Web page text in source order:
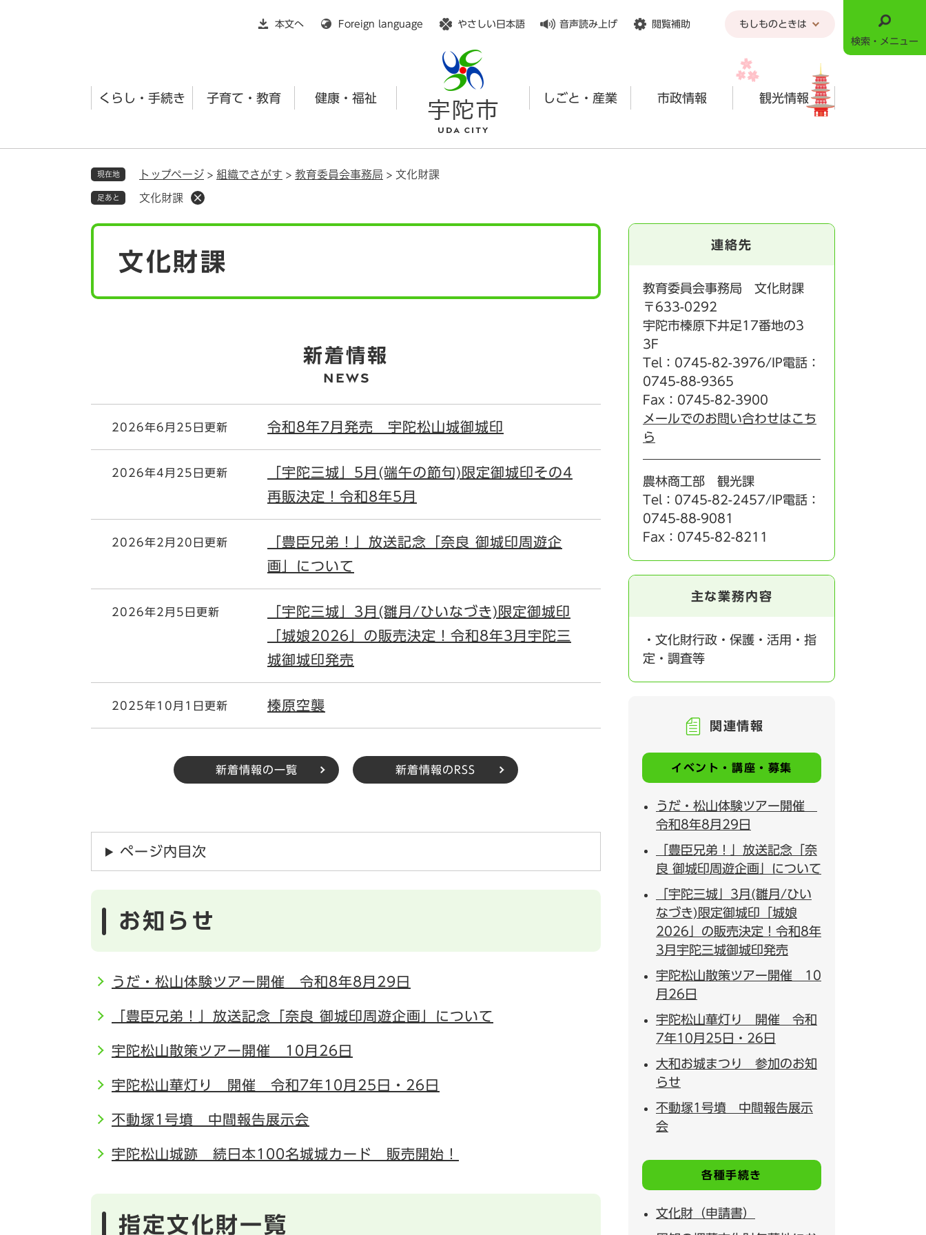
本文へ
Foreign language やさしい日本語 音声読み上げ 閲覧補助 もしものときは
くらし・手続き 子育て・教育 健康・福祉 しごと・産業 市政情報 観光情報
検索・メニュー
現在地 トップページ > 組織でさがす > 教育委員会事務局 > 文化財課
足あと 文化財課
文化財課
新着情報
2026年6月25日更新 令和8年7月発売 宇陀松山城御城印
2026年4月25日更新
「宇陀三城」5月(端午の節句)限定御城印その4
再販決定！令和8年5月
2026年2月20日更新
「豊臣兄弟！」放送記念「奈良 御城印周遊企
画」について
2026年2月5日更新
「宇陀三城」3月(雛月/ひいなづき)限定御城印
「城娘2026」の販売決定！令和8年3月宇陀三
城御城印発売
2025年10月1日更新 榛原空襲
新着情報の一覧 新着情報のRSS
ページ内目次
お知らせ
うだ・松山体験ツアー開催 令和8年8月29日
「豊臣兄弟！」放送記念「奈良 御城印周遊企画」について
宇陀松山散策ツアー開催 10月26日
宇陀松山華灯り 開催 令和7年10月25日・26日
不動塚1号墳 中間報告展示会
宇陀松山城跡 続日本100名城城カード 販売開始！
指定文化財一覧
連絡先
教育委員会事務局 文化財課
〒633-0292
宇陀市榛原下井足17番地の3
3F
Tel：0745-82-3976/IP電話：
0745-88-9365
Fax：0745-82-3900
メールでのお問い合わせはこち
ら
農林商工部 観光課
Tel：0745-82-2457/IP電話：
0745-88-9081
Fax：0745-82-8211
主な業務内容
・文化財行政・保護・活用・指
定・調査等
関連情報
イベント・講座・募集
うだ・松山体験ツアー開催
令和8年8月29日
「豊臣兄弟！」放送記念「奈
良 御城印周遊企画」について
「宇陀三城」3月(雛月/ひい
なづき)限定御城印「城娘
2026」の販売決定！令和8年
3月宇陀三城御城印発売
宇陀松山散策ツアー開催 10
月26日
宇陀松山華灯り 開催 令和
7年10月25日・26日
大和お城まつり 参加のお知
らせ
不動塚1号墳 中間報告展示
会
各種手続き
文化財（申請書）